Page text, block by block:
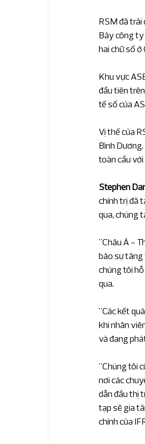
Dịch vụ tiếng Trung
RSM đã
Bảy công
hai chữ số ở
Khu vực
đầu tiên
tế số của
Vị thế của
Bình
toàn cầu
Stephen
chính trị đã
qua, chúng
"Châu Á -
bảo sự tăng
chúng tôi
qua.
"Các kết
khi nhân
và đang
"Chúng tôi
nơi các
dẫn đầu thị
tạp sẽ gia
chính của